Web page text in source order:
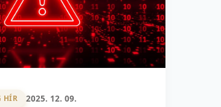
HÍR 2025. 12. 09.